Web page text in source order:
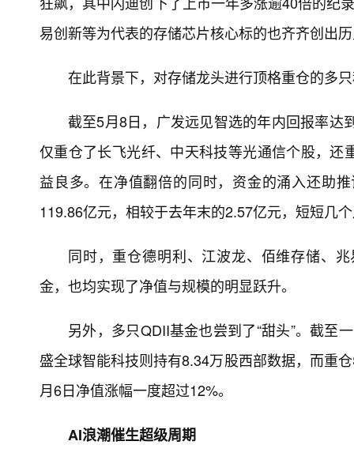
易创新等为代表的存储芯片核心标的也齐齐创出
在此背景下，对存储龙头进行顶格重仓的多
截至5月8日，广发远见智选的年内回报率达
仅重仓了长飞光纤、中天科技等光通信个股，
益良多。在净值翻倍的同时，资金的涌入还助
119.86亿元，相较于去年末的2.57亿元，短短几
同时，重仓德明利、江波龙、佰维存储、
金，也均实现了净值与规模的明显跃升。
另外，多只QDII基金也尝到了“甜头”。截至
盛全球智能科技则持有8.34万股西部数据，而重
月6日净值涨幅一度超过12%。
AI浪潮催生超级周期